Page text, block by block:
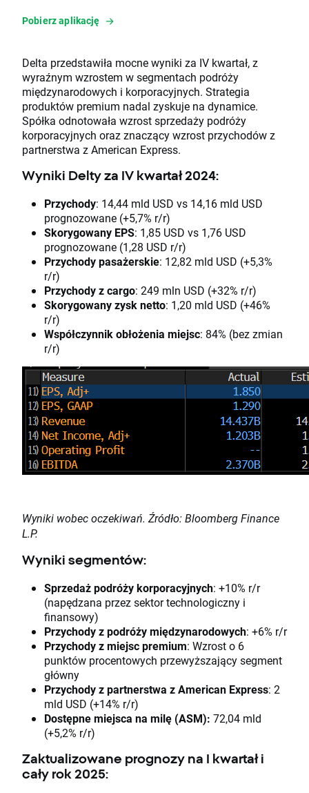
Pobierz aplikację
Delta przedstawiła mocne wyniki za IV kwartał, z
wyraźnym wzrostem w segmentach podróży
międzynarodowych i korporacyjnych. Strategia
produktów premium nadal zyskuje na dynamice.
Spółka odnotowała wzrost sprzedaży podróży
korporacyjnych oraz znaczący wzrost przychodów z
partnerstwa z American Express.
Wyniki Delty za IV kwartał 2024:
Przychody: 14,44 mld USD vs 14,16 mld USD
prognozowane (+5,7% r/r)
Skorygowany EPS: 1,85 USD vs 1,76 USD
prognozowane (1,28 USD r/r)
Przychody pasażerskie: 12,82 mld USD (+5,3%
r/r)
Przychody z cargo: 249 mln USD (+32% r/r)
Skorygowany zysk netto: 1,20 mld USD (+46%
r/r)
Współczynnik obłożenia miejsc: 84% (bez zmian
r/r)
Wyniki wobec oczekiwań. Źródło: Bloomberg Finance
L.P.
Wyniki segmentów:
Sprzedaż podróży korporacyjnych: +10% r/r
(napędzana przez sektor technologiczny i
finansowy)
Przychody z podróży międzynarodowych: +6% r/r
Przychody z miejsc premium: Wzrost o 6
punktów procentowych przewyższający segment
główny
Przychody z partnerstwa z American Express: 2
mld USD (+14% r/r)
Dostępne miejsca na milę (ASM): 72,04 mld
(+5,2% r/r)
Zaktualizowane prognozy na I kwartał i
cały rok 2025: